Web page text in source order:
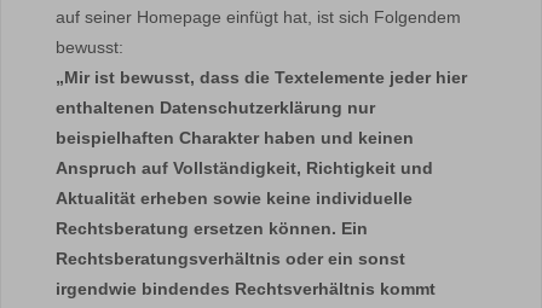
auf seiner Homepage einfügt hat, ist sich Folgendem
bewusst:
„Mir ist bewusst, dass die Textelemente jeder hier
enthaltenen Datenschutzerklärung nur
beispielhaften Charakter haben und keinen
Anspruch auf Vollständigkeit, Richtigkeit und
Aktualität erheben sowie keine individuelle
Rechtsberatung ersetzen können. Ein
Rechtsberatungsverhältnis oder ein sonst
irgendwie bindendes Rechtsverhältnis kommt